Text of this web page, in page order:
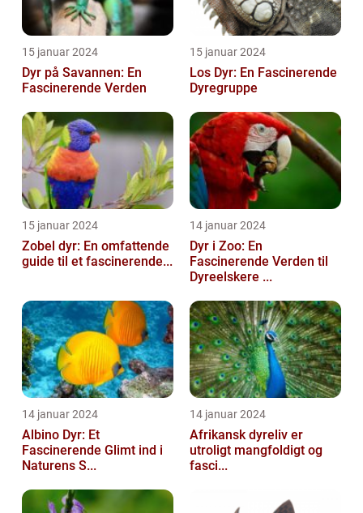
15 januar 2024
Dyr på Savannen: En
Fascinerende Verden
15 januar 2024
Los Dyr: En Fascinerende
Dyregruppe
15 januar 2024
Zobel dyr: En omfattende
guide til et fascinerende...
14 januar 2024
Dyr i Zoo: En
Fascinerende Verden til
Dyreelskere ...
14 januar 2024
Albino Dyr: Et
Fascinerende Glimt ind i
Naturens S...
14 januar 2024
Afrikansk dyreliv er
utroligt mangfoldigt og
fasci...